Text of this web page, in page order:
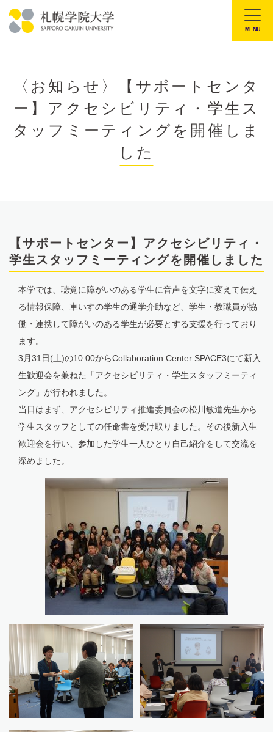
文
大
学
MENU
〈お知らせ〉【サポートセンタ
ー】アクセシビリティ・学生ス
タッフミーティングを開催しま
した
【サポートセンター】アクセシビリティ・
学生スタッフミーティングを開催しました
本学では、聴覚に障がいのある学生に音声を文字に変えて伝え
る情報保障、車いすの学生の通学介助など、学生・教職員が協
働・連携して障がいのある学生が必要とする支援を行っており
ます。
3月31日(土)の10:00からCollaboration Center SPACE3にて新入
生歓迎会を兼ねた「アクセシビリティ・学生スタッフミーティ
ング」が行われました。
当日はまず、アクセシビリティ推進委員会の松川敏道先生から
学生スタッフとしての任命書を受け取りました。その後新入生
歓迎会を行い、参加した学生一人ひとり自己紹介をして交流を
深めました。